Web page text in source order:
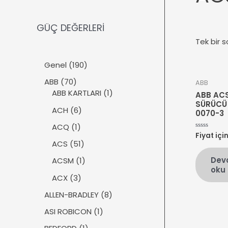
GÜÇ DEĞERLERİ
Genel 1901
ü
ABB 707
0
ü
r
ü
n
ABB KARTLARI 11
ACH 66
ü
r
ü
n
ACQ 11
ü
r
ü
ACS 515
1
ü
n
ACSM 11
ü
ACX 33
r
ü
n
ALLEN-BRADLEY 88
ASI ROBICON 11
Tek bir
ABB
ABB
0070-3
5
üzerinden
oy
aldı
Fiyat için
oku